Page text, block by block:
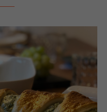
Vorwärts